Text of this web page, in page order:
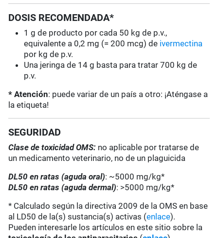
DOSIS RECOMENDADA*
1 g de producto por cada 50 kg de p.v.,
equivalente a 0,2 mg (= 200 mcg) de ivermectina
por kg de p.v.
Una jeringa de 14 g basta para tratar 700 kg de
p.v.
* Atención: puede variar de un país a otro: ¡Aténgase a
la etiqueta!
SEGURIDAD
Clase de toxicidad OMS: no aplicable por tratarse de
un medicamento veterinario, no de un plaguicida
DL50 en ratas (aguda oral): ~5000 mg/kg*
DL50 en ratas (aguda dermal): >5000 mg/kg*
* Calculado según la directiva 2009 de la OMS en base
al LD50 de la(s) sustancia(s) activas (enlace).
Pueden interesarle los artículos en este sitio sobre la